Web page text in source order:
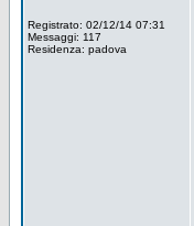
Registrato: 02/12/14 07:31
Messaggi: 117
Residenza: padova